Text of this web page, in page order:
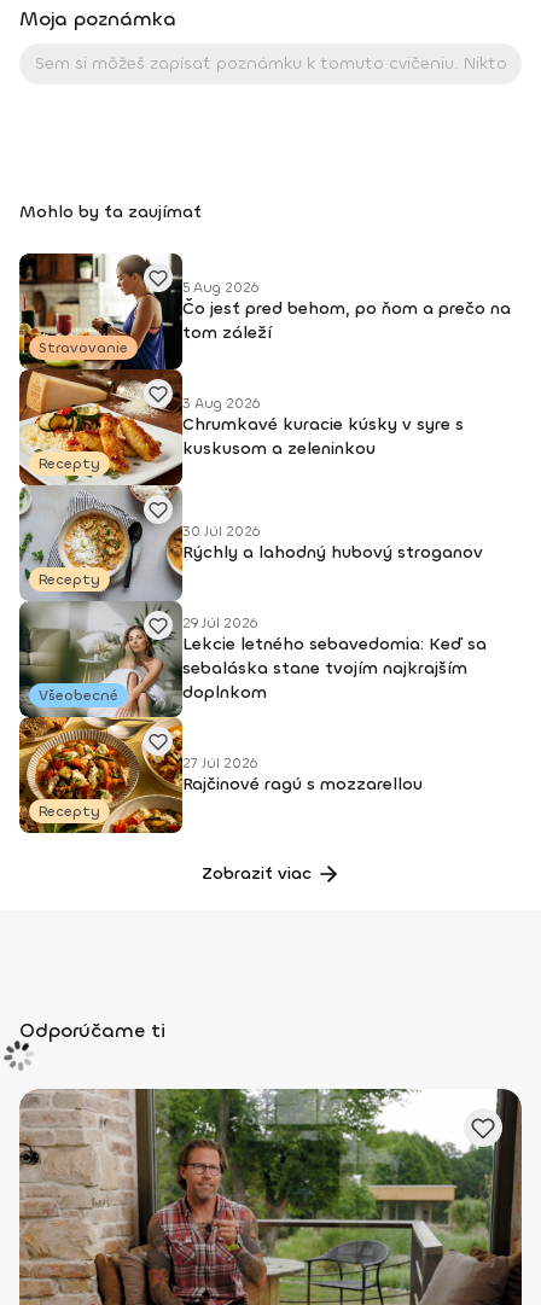
Moja poznámka
Mohlo by ťa zaujímať
Stravovanie
5 Aug 2026
Čo jesť pred behom, po ňom a prečo na
tom záleží
Recepty
3 Aug 2026
Chrumkavé kuracie kúsky v syre s
kuskusom a zeleninkou
Recepty
30 Júl 2026
Rýchly a lahodný hubový stroganov
Všeobecné
29 Júl 2026
Lekcie letného sebavedomia: Keď sa
sebaláska stane tvojím najkrajším
doplnkom
Recepty
27 Júl 2026
Rajčinové ragú s mozzarellou
Zobraziť viac
Odporúčame ti